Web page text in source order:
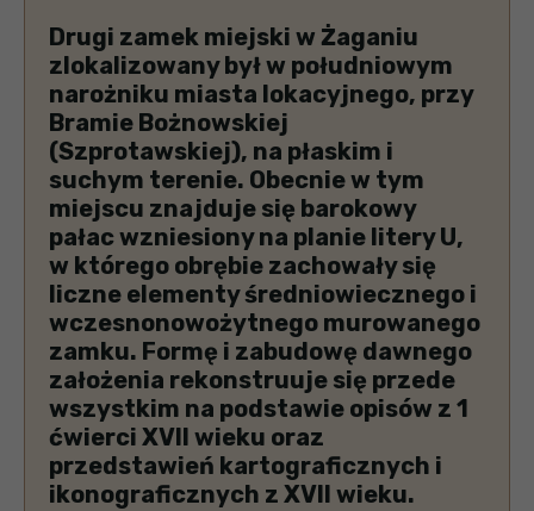
Drugi zamek miejski w Żaganiu
zlokalizowany był w południowym
narożniku miasta lokacyjnego, przy
Bramie Bożnowskiej
(Szprotawskiej), na płaskim i
suchym terenie. Obecnie w tym
miejscu znajduje się barokowy
pałac wzniesiony na planie litery U,
w którego obrębie zachowały się
liczne elementy średniowiecznego i
wczesnonowożytnego murowanego
zamku. Formę i zabudowę dawnego
założenia rekonstruuje się przede
wszystkim na podstawie opisów z 1
ćwierci XVII wieku oraz
przedstawień kartograficznych i
ikonograficznych z XVII wieku.